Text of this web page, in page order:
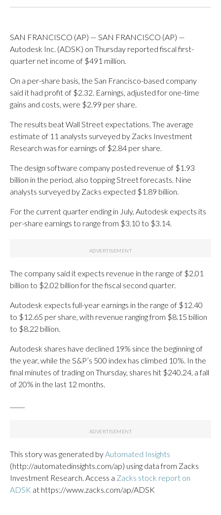
SAN FRANCISCO (AP) — SAN FRANCISCO (AP) —
Autodesk Inc. (ADSK) on Thursday reported fiscal first-
quarter net income of $491 million.
On a per-share basis, the San Francisco-based company
said it had profit of $2.32. Earnings, adjusted for one-time
gains and costs, were $2.99 per share.
The results beat Wall Street expectations. The average
estimate of 11 analysts surveyed by Zacks Investment
Research was for earnings of $2.84 per share.
The design software company posted revenue of $1.93
billion in the period, also topping Street forecasts. Nine
analysts surveyed by Zacks expected $1.89 billion.
For the current quarter ending in July, Autodesk expects its
per-share earnings to range from $3.10 to $3.14.
The company said it expects revenue in the range of $2.01
billion to $2.02 billion for the fiscal second quarter.
Autodesk expects full-year earnings in the range of $12.40
to $12.65 per share, with revenue ranging from $8.15 billion
to $8.22 billion.
Autodesk shares have declined 19% since the beginning of
the year, while the S&P’s 500 index has climbed 10%. In the
final minutes of trading on Thursday, shares hit $240.24, a fall
of 20% in the last 12 months.
This story was generated byAutomated Insights
(http://automatedinsights.com/ap) using data from Zacks
Investment Research. Access a Zacks stock report on
ADSK at https://www.zacks.com/ap/ADSK